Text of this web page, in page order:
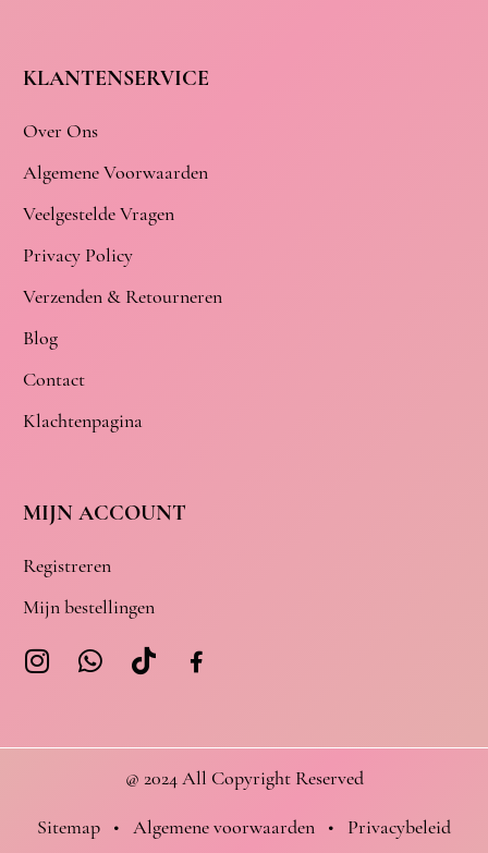
KLANTENSERVICE
Over Ons
Algemene Voorwaarden
Veelgestelde Vragen
Privacy Policy
Verzenden & Retourneren
Blog
Contact
Klachtenpagina
MIJN ACCOUNT
Registreren
Mijn bestellingen
@ 2024 All Copyright Reserved
Sitemap • Algemene voorwaarden • Privacybeleid